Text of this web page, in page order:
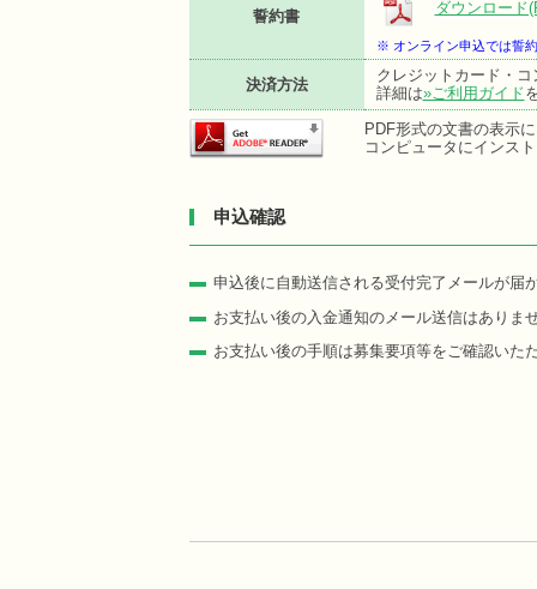
誓約書 ダウンロード
※ オンライン申込では誓
決済方法
クレジットカード・
詳細は»ご利用ガイド
PDF形式の文書の表示
コンピュータにインス
申込確認
申込後に自動送信される受付完了メールが届
お支払い後の入金通知のメール送信はありま
お支払い後の手順は募集要項等をご確認いた